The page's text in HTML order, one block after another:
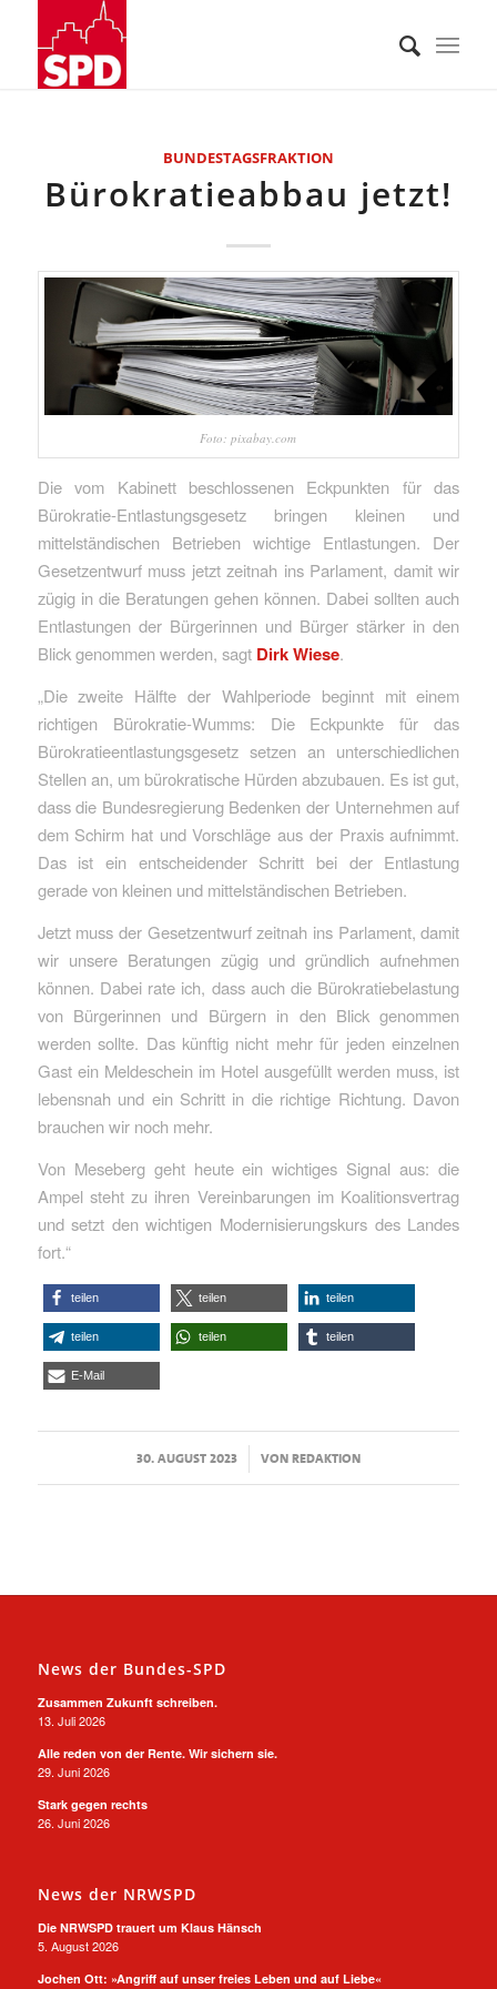
BUNDESTAGSFRAKTION
Bürokratieabbau jetzt!
Foto: pixabay.com
Die vom Kabinett beschlossenen Eckpunkten für das
Bürokratie-Entlastungsgesetz bringen kleinen und
mittelständischen Betrieben wichtige Entlastungen. Der
Gesetzentwurf muss jetzt zeitnah ins Parlament, damit wir
zügig in die Beratungen gehen können. Dabei sollten auch
Entlastungen der Bürgerinnen und Bürger stärker in den
Blick genommen werden, sagt Dirk Wiese.
„Die zweite Hälfte der Wahlperiode beginnt mit einem
richtigen Bürokratie-Wumms: Die Eckpunkte für das
Bürokratieentlastungsgesetz setzen an unterschiedlichen
Stellen an, um bürokratische Hürden abzubauen. Es ist gut,
dass die Bundesregierung Bedenken der Unternehmen auf
dem Schirm hat und Vorschläge aus der Praxis aufnimmt.
Das ist ein entscheidender Schritt bei der Entlastung
gerade von kleinen und mittelständischen Betrieben.
Jetzt muss der Gesetzentwurf zeitnah ins Parlament, damit
wir unsere Beratungen zügig und gründlich aufnehmen
können. Dabei rate ich, dass auch die Bürokratiebelastung
von Bürgerinnen und Bürgern in den Blick genommen
werden sollte. Das künftig nicht mehr für jeden einzelnen
Gast ein Meldeschein im Hotel ausgefüllt werden muss, ist
lebensnah und ein Schritt in die richtige Richtung. Davon
brauchen wir noch mehr.
Von Meseberg geht heute ein wichtiges Signal aus: die
Ampel steht zu ihren Vereinbarungen im Koalitionsvertrag
und setzt den wichtigen Modernisierungskurs des Landes
fort.“
teilen teilen teilen
teilen teilen teilen
E-Mail
30. AUGUST 2023
/ VONREDAKTION
News der Bundes-SPD
Zusammen Zukunft schreiben.
13. Juli 2026
Alle reden von der Rente. Wir sichern sie.
29. Juni 2026
Stark gegen rechts
26. Juni 2026
News der NRWSPD
Die NRWSPD trauert um Klaus Hänsch
5. August 2026
Jochen Ott: »Angriff auf unser freies Leben und auf Liebe«